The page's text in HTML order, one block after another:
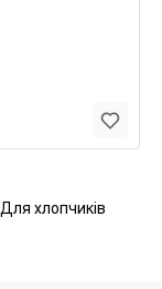
Для хлопчиків